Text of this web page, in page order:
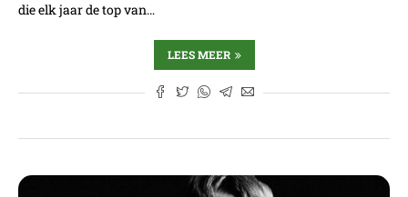
die elk jaar de top van…
LEES MEER